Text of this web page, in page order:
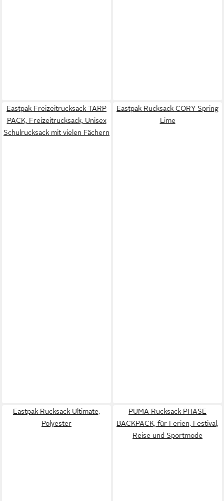
Eastpak Freizeitrucksack TARP
PACK, Freizeitrucksack, Unisex
Schulrucksack mit vielen Fächern
Eastpak Rucksack CORY Spring
Lime
Eastpak Rucksack Ultimate,
Polyester
PUMA Rucksack PHASE
BACKPACK, für Ferien, Festival,
Reise und Sportmode